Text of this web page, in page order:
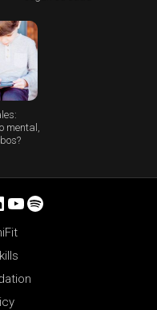
mental,
YouTube
Spotify